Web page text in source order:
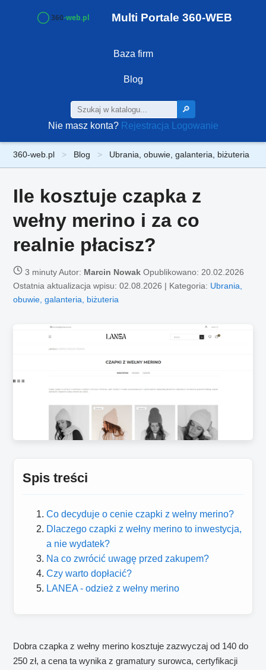
Multi Portale 360-WEB
Baza firm
Blog
🔎
Nie masz konta? Rejestracja Logowanie
360-web.pl Blog Ubrania, obuwie, galanteria, biżuteria
Ile kosztuje czapka z
wełny merino i za co
realnie płacisz?
3 minutyAutor: Marcin Nowak Opublikowano: 20.02.2026
Ostatnia aktualizacja wpisu: 02.08.2026 | Kategoria: Ubrania,
obuwie, galanteria, biżuteria
Spis treści
Co decyduje o cenie czapki z wełny merino?
Dlaczego czapki z wełny merino to inwestycja,
a nie wydatek?
Na co zwrócić uwagę przed zakupem?
Czy warto dopłacić?
LANEA - odzież z wełny merino
Dobra czapka z wełny merino kosztuje zazwyczaj od 140 do
250 zł, a cena ta wynika z gramatury surowca, certyfikacji